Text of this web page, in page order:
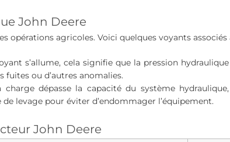
John Deere
opérations agricoles. Voici quelques voyants associés
s’allume, cela signifie que la pression
ou d’autres anomalies.
dépasse la capacité du système
levage pour éviter d’endommager l’équipement.
John Deere